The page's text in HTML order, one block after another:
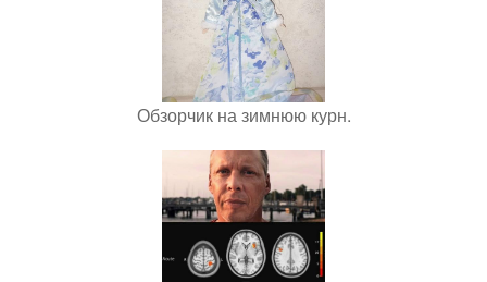
Обзорчик на зимнюю курн.